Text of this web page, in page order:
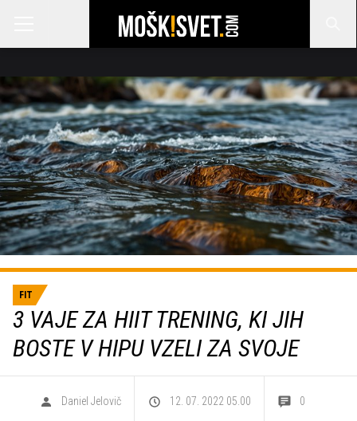
FIT
3 VAJE ZA HIIT TRENING, KI JIH
BOSTE V HIPU VZELI ZA SVOJE
Daniel Jelovič 12. 07. 2022 05.00 0